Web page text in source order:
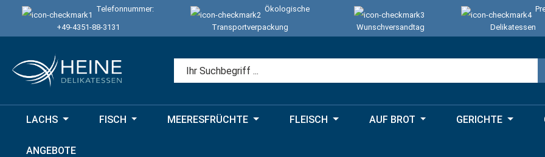
Hauptinhalt springen
Zur Suche springen
Zur Hauptnavigation springen
Telefonnummer:
+49-4351-88-3131
Ökologische
Transportverpackung
Wunschversandtag
Delikatessen
LACHS FISCH MEERESFRÜCHTE FLEISCH AUF BROT GERICHTE
ANGEBOTE